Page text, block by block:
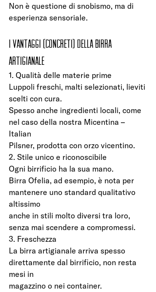
Non è questione di snobismo, ma di
esperienza sensoriale.
I vantaggi (concreti) della birra
artigianale
1. Qualità delle materie prime
Luppoli freschi, malti selezionati, lieviti
scelti con cura.
Spesso anche ingredienti locali, come
nel caso della nostra Micentina –
Italian
Pilsner, prodotta con orzo vicentino.
2. Stile unico e riconoscibile
Ogni birrificio ha la sua mano.
Birra Ofelia, ad esempio, è nota per
mantenere uno standard qualitativo
altissimo
anche in stili molto diversi tra loro,
senza mai scendere a compromessi.
3. Freschezza
La birra artigianale arriva spesso
direttamente dal birrificio, non resta
mesi in
magazzino o nei container.